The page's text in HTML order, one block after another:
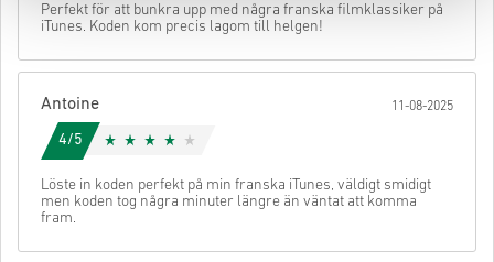
• Slutför din beställning
din kod.
Perfekt för att bunkra upp med några franska filmklassiker på
iTunes. Koden kom precis lagom till helgen!
Antoine 11-08-2025
4/5
Löste in koden perfekt på min franska iTunes, väldigt smidigt
men koden tog några minuter längre än väntat att komma
fram.